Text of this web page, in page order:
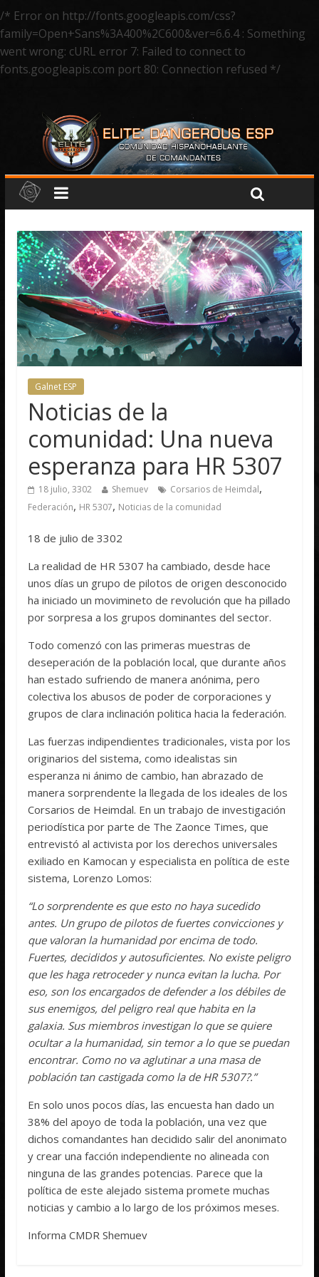
/* Error on http://fonts.googleapis.com/css?
family=Open+Sans%3A400%2C600&ver=6.6.4 : Something
went wrong: cURL error 7: Failed to connect to
fonts.googleapis.com port 80: Connection refused */
Galnet ESP
Noticias de la
comunidad: Una nueva
esperanza para HR 5307
18 julio, 3302 Shemuev Corsarios de Heimdal,
Federación, HR 5307, Noticias de la comunidad
18 de julio de 3302
La realidad de HR 5307 ha cambiado, desde hace
unos días un grupo de pilotos de origen desconocido
ha iniciado un movimineto de revolución que ha pillado
por sorpresa a los grupos dominantes del sector.
Todo comenzó con las primeras muestras de
deseperación de la población local, que durante años
han estado sufriendo de manera anónima, pero
colectiva los abusos de poder de corporaciones y
grupos de clara inclinación politica hacia la federación.
Las fuerzas indipendientes tradicionales, vista por los
originarios del sistema, como idealistas sin
esperanza ni ánimo de cambio, han abrazado de
manera sorprendente la llegada de los ideales de los
Corsarios de Heimdal. En un trabajo de investigación
periodística por parte de The Zaonce Times, que
entrevistó al activista por los derechos universales
exiliado en Kamocan y especialista en política de este
sistema, Lorenzo Lomos:
“Lo sorprendente es que esto no haya sucedido
antes. Un grupo de pilotos de fuertes convicciones y
que valoran la humanidad por encima de todo.
Fuertes, decididos y autosuficientes. No existe peligro
que les haga retroceder y nunca evitan la lucha. Por
eso, son los encargados de defender a los débiles de
sus enemigos, del peligro real que habita en la
galaxia. Sus miembros investigan lo que se quiere
ocultar a la humanidad, sin temor a lo que se puedan
encontrar. Como no va aglutinar a una masa de
población tan castigada como la de HR 5307?.”
En solo unos pocos días, las encuesta han dado un
38% del apoyo de toda la población, una vez que
dichos comandantes han decidido salir del anonimato
y crear una facción independiente no alineada con
ninguna de las grandes potencias. Parece que la
política de este alejado sistema promete muchas
noticias y cambio a lo largo de los próximos meses.
Informa CMDR Shemuev